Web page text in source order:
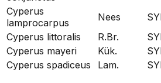
Cyperus
lamprocarpus
Nees
Cyperus littoralis
R.Br.
Cyperus mayeri
Kük.
Cyperus spadiceus
Lam.